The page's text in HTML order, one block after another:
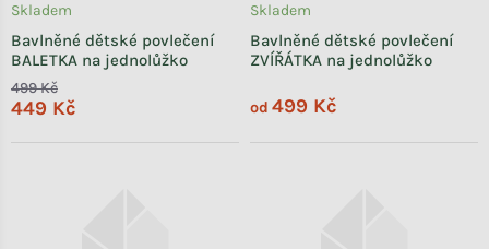
Bavlněné dětské povlečení
BALETKA na jednolůžko
Skladem
499 Kč
449 Kč
Bavlněné dětské povlečení
ZVÍŘÁTKA na jednolůžko
Skladem
od 499 Kč